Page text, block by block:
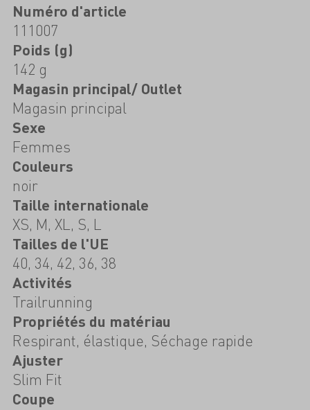
Numéro d'article
111007
Poids (g)
142 g
Magasin principal/ Outlet
Magasin principal
Sexe
Femmes
Couleurs
noir
Taille internationale
XS, M, XL, S, L
Tailles de l'UE
40, 34, 42, 36, 38
Activités
Trailrunning
Propriétés du matériau
Respirant, élastique, Séchage rapide
Ajuster
Slim Fit
Coupe